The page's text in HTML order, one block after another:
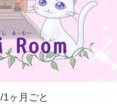
/1ヶ月ごと